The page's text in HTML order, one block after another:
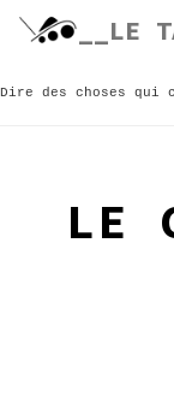
Skip
__LE
Dire des choses qui
LE